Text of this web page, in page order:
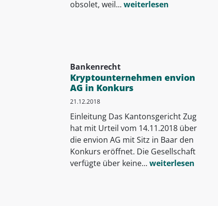
obsolet, weil... weiterlesen
Bankenrecht
Kryptounternehmen envion
AG in Konkurs
21.12.2018
Einleitung Das Kantonsgericht Zug
hat mit Urteil vom 14.11.2018 über
die envion AG mit Sitz in Baar den
Konkurs eröffnet. Die Gesellschaft
verfügte über keine... weiterlesen